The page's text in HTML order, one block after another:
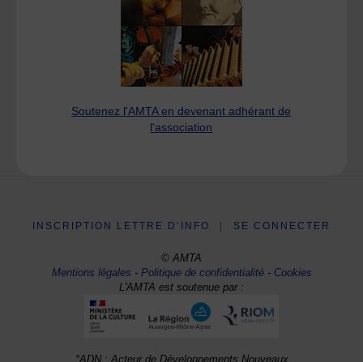
Soutenez l'AMTA en devenant adhérant de
l'association
INSCRIPTION LETTRE D’INFO SE CONNECTER
© AMTA
Mentions légales -Politique de confidentialité- Cookies
L'AMTA est soutenue par :
*ADN : Acteur de Développements Nouveaux